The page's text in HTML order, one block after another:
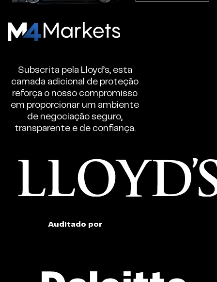
M4Markets
Regulada
de
Trading
de
CFD
Subscrita pela Lloyd’s, esta
camada adicional de proteção
reforça o nosso compromisso
em proporcionar um ambiente
de negociação seguro,
transparente e de confiança.
Auditado por